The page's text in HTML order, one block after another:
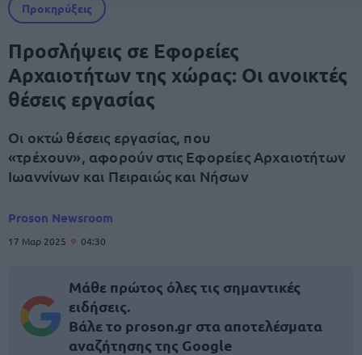
Προκηρύξεις
Προσλήψεις σε Εφορείες
Αρχαιοτήτων της χώρας: Οι ανοικτές
θέσεις εργασίας
Οι οκτώ θέσεις εργασίας, που
«τρέχουν», αφορούν στις Εφορείες Αρχαιοτήτων
Ιωαννίνων και Πειραιώς και Νήσων
Proson Newsroom
17 Μαρ 2025 04:30
Μάθε πρώτος όλες τις σημαντικές
ειδήσεις.
Βάλε το proson.gr στα αποτελέσματα
αναζήτησης της Google